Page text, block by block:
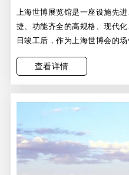
上海世博展览馆是一座设施先
捷、功能齐全的高规格、现代
日竣工后，作为上海世博会的
查看详情